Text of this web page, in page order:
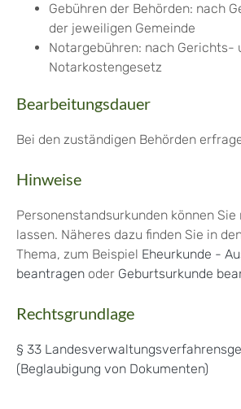
Gebühren der Behörden: nach
der jeweiligen Gemeinde
Notargebühren: nach Gerichts-
Notarkostengesetz
Bearbeitungsdauer
Bei den zuständigen Behörden
Hinweise
Personenstandsurkunden können
lassen. Näheres dazu finden Sie in
Thema, zum Beispiel Eheurkunde -
beantragen oder Geburtsurkunde
Rechtsgrundlage
§ 33
(Beglaubigung von Dokumenten)